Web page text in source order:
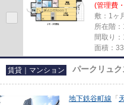
(管理費
敷：1ヶ
所在階
間取り
面積：
賃貸｜マンション パークリュ
地下鉄谷町線 「